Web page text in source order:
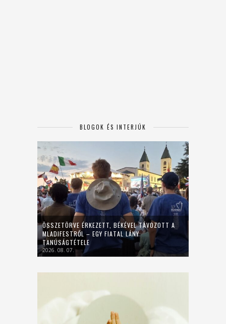
BLOGOK ÉS INTERJÚK
ÖSSZETÖRVE ÉRKEZETT, BÉKÉVEL TÁVOZOTT A
MLADIFESTRŐL – EGY FIATAL LÁNY
TANÚSÁGTÉTELE
2026. 08. 07.